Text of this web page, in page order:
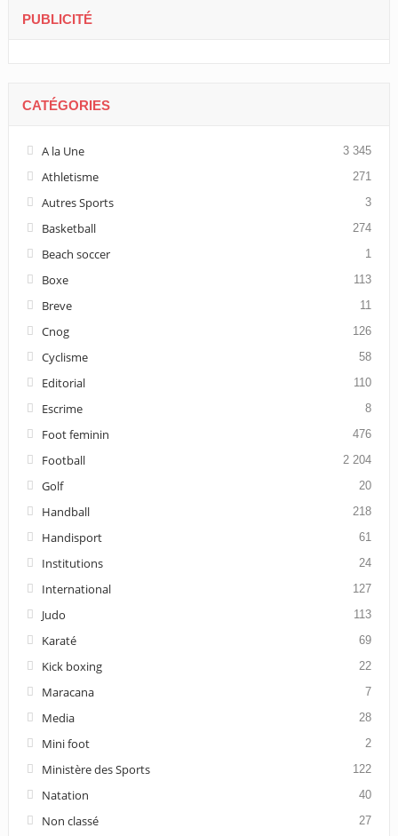
PUBLICITÉ
CATÉGORIES
A la Une 3 345
Athletisme 271
Autres Sports 3
Basketball 274
Beach soccer 1
Boxe 113
Breve 11
Cnog 126
Cyclisme 58
Editorial 110
Escrime 8
Foot feminin 476
Football 2 204
Golf 20
Handball 218
Handisport 61
Institutions 24
International 127
Judo 113
Karaté 69
Kick boxing 22
Maracana 7
Media 28
Mini foot 2
Ministère des Sports 122
Natation 40
Non classé 27